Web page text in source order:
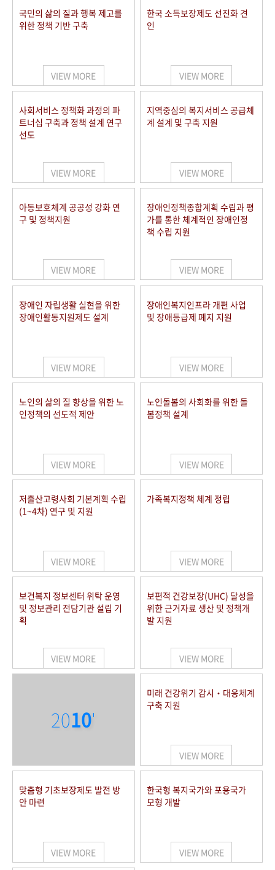
국민의 삶의 질과 행복 제고를
위한 정책 기반 구축
VIEW MORE
한국 소득보장제도 선진화 견
인
VIEW MORE
사회서비스 정책화 과정의 파
트너십 구축과 정책 설계 연구
선도
VIEW MORE
지역중심의 복지서비스 공급체
계 설계 및 구축 지원
VIEW MORE
아동보호체계 공공성 강화 연
구 및 정책지원
VIEW MORE
장애인정책종합계획 수립과 평
가를 통한 체계적인 장애인정
책 수립 지원
VIEW MORE
장애인 자립생활 실현을 위한
장애인활동지원제도 설계
VIEW MORE
장애인복지인프라 개편 사업
및 장애등급제 폐지 지원
VIEW MORE
노인의 삶의 질 향상을 위한 노
인정책의 선도적 제안
VIEW MORE
노인돌봄의 사회화를 위한 돌
봄정책 설계
VIEW MORE
저출산고령사회 기본계획 수립
(1~4차) 연구 및 지원
VIEW MORE
가족복지정책 체계 정립
VIEW MORE
보건복지 정보센터 위탁 운영
및 정보관리 전담기관 설립 기
획
VIEW MORE
보편적 건강보장(UHC) 달성을
위한 근거자료 생산 및 정책개
발 지원
VIEW MORE
2010'
미래 건강위기 감시‧대응체계
구축 지원
VIEW MORE
맞춤형 기초보장제도 발전 방
안 마련
VIEW MORE
한국형 복지국가와 포용국가
모형 개발
VIEW MORE